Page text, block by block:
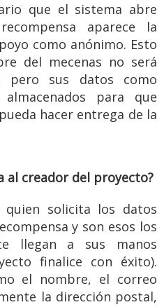
que el sistema abre
aparece la
como anónimo. Esto
del mecenas no será
pero sus datos como
para que
hacer entrega de la
al creador del proyecto?
solicita los datos
y son esos los
llegan a sus manos
finalice con éxito).
el nombre, el correo
la dirección postal,